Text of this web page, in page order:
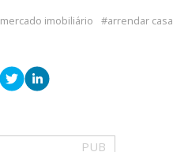
mercado imobiliário arrendar casa
PUB